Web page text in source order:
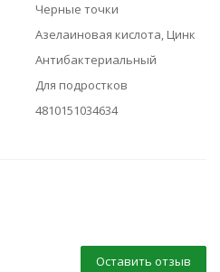
Черные точки
Азелаиновая кислота, Цинк
Антибактериальный
Для подростков
4810151034634
Оставить отзыв